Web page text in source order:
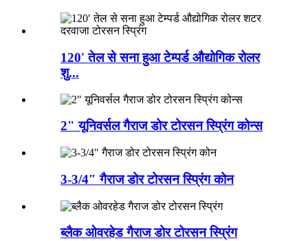
120′ तेल से सना हुआ टेम्पर्ड औद्योगिक रोलर
शु...
2" यूनिवर्सल गैराज डोर टोरसन स्प्रिंग कोन्स
3-3/4″ गैराज डोर टोरसन स्प्रिंग कोन
ब्लैक ओवरहेड गैराज डोर टोरसन स्प्रिंग